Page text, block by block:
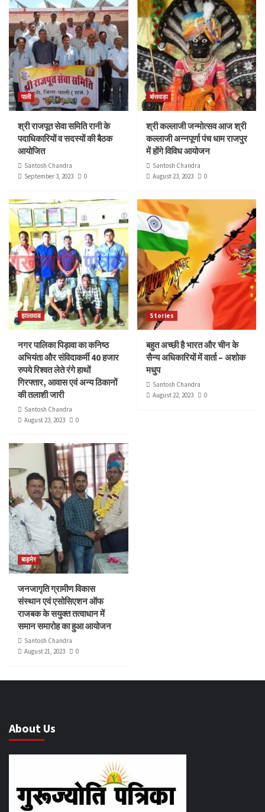
पाली
श्री राजपूत सेवा समिति रानी के
पदाधिकारियों व सदस्यों की बैठक
आयोजित
Santosh Chandra
September 3, 2023
0
बांसवाड़ा
श्री कल्लाजी जन्मोत्सव आज श्री
कल्लाजी अन्नपूर्णा पंच धाम राजपुर
में होंगे विविध आयोजन
Santosh Chandra
August 23, 2023
0
झालावाड
नगर पालिका पिड़ावा का कनिष्ठ
अभियंता और संविदाकर्मी 40 हजार
रुपये रिश्वत लेते रंगे हाथों
गिरफ्तार, आवास एवं अन्य ठिकानों
की तलाशी जारी
Santosh Chandra
August 23, 2023
0
Stories
बहुत अच्छी है भारत और चीन के
सैन्य अधिकारियों में वार्ता – अशोक
मधुप
Santosh Chandra
August 22, 2023
0
बाड़मेर
जनजागृति ग्रामीण विकास
संस्थान एवं एसोसिएशन ऑफ
राजबक के सयुक्त तत्वाधान में
समान समारोह का हुआ आयोजन
Santosh Chandra
August 21, 2023
0
About Us